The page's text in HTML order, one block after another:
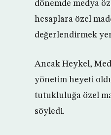
dönemde medya
hesaplara özel
değerlendirmek
Ancak Heykel,
yönetim heyeti
tutukluluğa özel
söyledi.